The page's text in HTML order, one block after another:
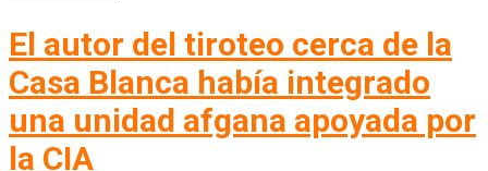
El autor del tiroteo cerca de la
Casa Blanca había integrado
una unidad afgana apoyada por
la CIA